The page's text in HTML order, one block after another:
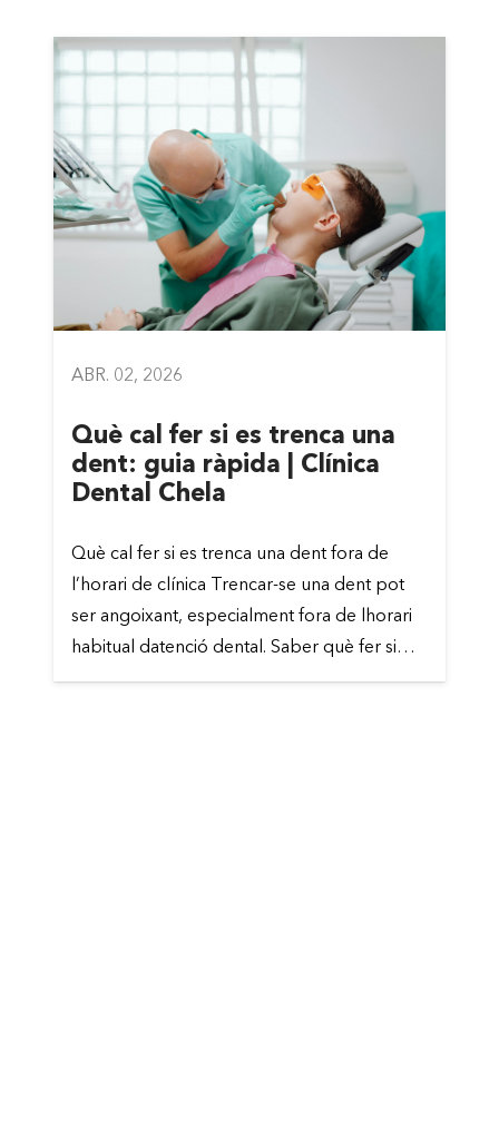
ABR. 02, 2026
Què cal fer si es trenca una
dent: guia ràpida | Clínica
Dental Chela
Què cal fer si es trenca una dent fora de
l’horari de clínica Trencar-se una dent pot
ser angoixant, especialment fora de lhorari
habitual datenció dental. Saber què fer si…